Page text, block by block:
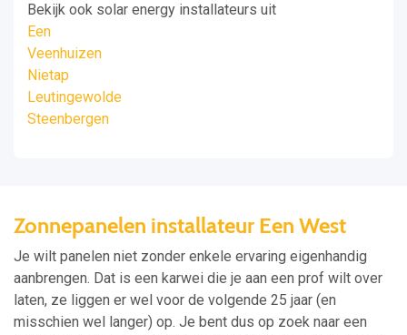
Bekijk ook solar energy installateurs uit
Een
Veenhuizen
Nietap
Leutingewolde
Steenbergen
Zonnepanelen installateur Een West
Je wilt panelen niet zonder enkele ervaring eigenhandig
aanbrengen. Dat is een karwei die je aan een prof wilt over
laten, ze liggen er wel voor de volgende 25 jaar (en
misschien wel langer) op. Je bent dus op zoek naar een